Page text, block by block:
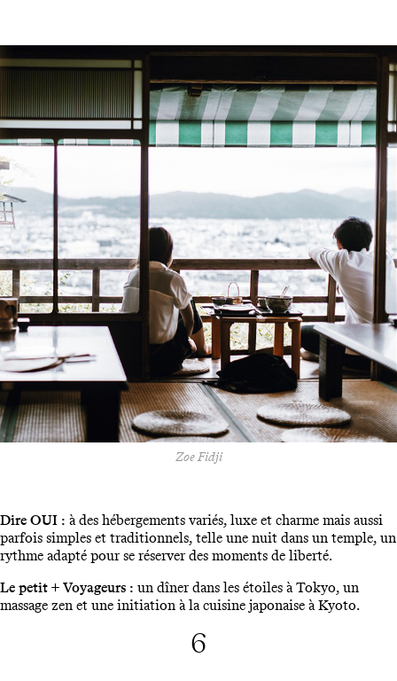
Zoe Fidji
Dire OUI : à des hébergements variés, luxe et charme mais aussi
parfois simples et traditionnels, telle une nuit dans un temple, un
rythme adapté pour se réserver des moments de liberté.
Le petit + Voyageurs : un dîner dans les étoiles à Tokyo, un
massage zen et une initiation à la cuisine japonaise à Kyoto.
6